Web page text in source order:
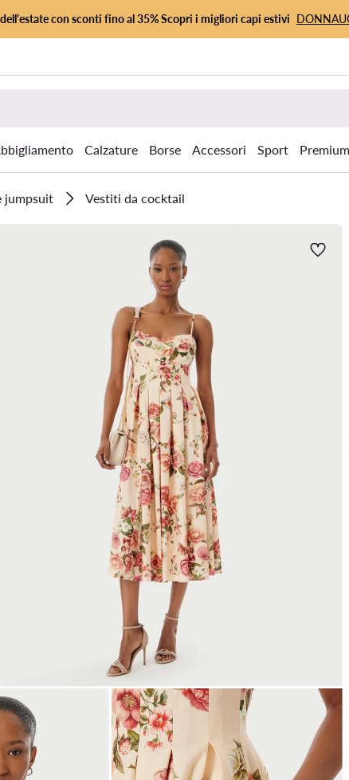
con sconti fino al 35% Scopri i migliori capi estivi DONNA
Calzature Borse Accessori Sport Premium
jumpsuit Vestiti da cocktail